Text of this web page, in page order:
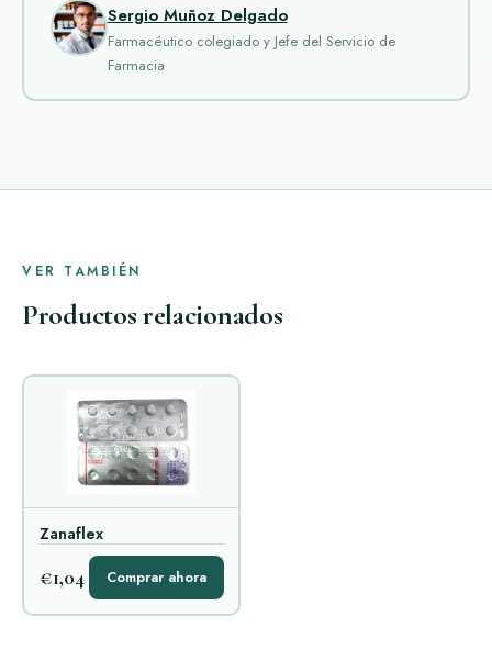
Sergio Muñoz Delgado
Farmacéutico colegiado y Jefe del Servicio de
Farmacia
VER TAMBIÉN
Productos relacionados
Zanaflex
€1,04 Comprar ahora